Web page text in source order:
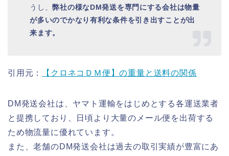
うし、弊社の様なDM発送を専門にする会社は物量
が多いのでかなり有利な条件を引き出すことが出
来ます。
引用元： 【クロネコＤＭ便】の重量と送料の関係
DM発送会社は、ヤマト運輸をはじめとする各運送業者
と提携しており、日頃より大量のメール便を出荷する
ため物流量に優れています。
また、老舗のDM発送会社は過去の取引実績が豊富にあ